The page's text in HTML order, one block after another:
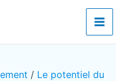
/ Le potentiel du